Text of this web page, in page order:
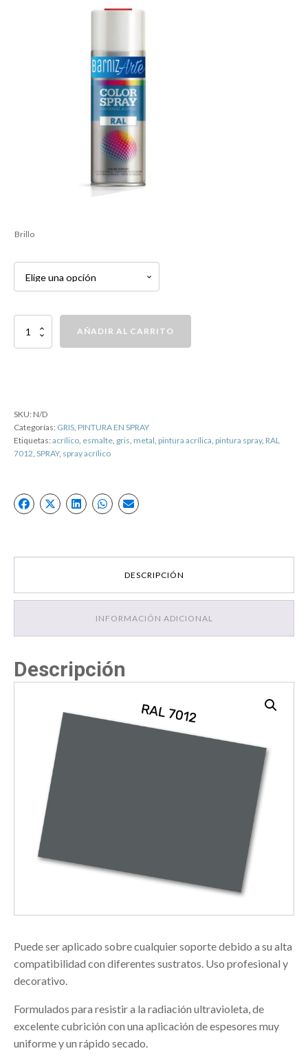
Brillo
PINTURA
AÑADIR AL CARRITO
SKU: N/D
Categorías: GRIS PINTURA EN SPRAY
Etiquetas: acrílico esmalte gris metal pintura acrílica pintura spray, RAL
7012 SPRAY, spray acrílico
DESCRIPCIÓN
INFORMACIÓN ADICIONAL
Descripción
Puede ser aplicado sobre cualquier soporte debido a su alta
compatibilidad con diferentes sustratos. Uso profesional y
decorativo.
Formulados para resistir a la radiación ultravioleta, de
excelente cubrición con una aplicación de espesores muy
uniforme y un rápido secado.